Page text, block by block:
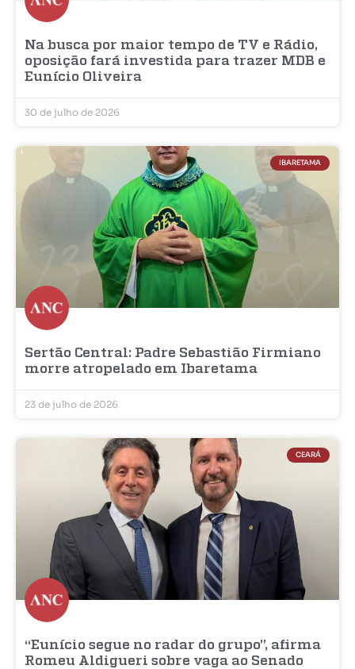
Na busca por maior tempo de TV e Rádio,
oposição fará investida para trazer MDB e
Eunício Oliveira
30 de julho de 2026
IBARETAMA
Sertão Central: Padre Sebastião Firmiano
morre atropelado em Ibaretama
23 de julho de 2026
CEARÁ
“Eunício segue no radar do grupo”, afirma
Romeu Aldigueri sobre vaga ao Senado